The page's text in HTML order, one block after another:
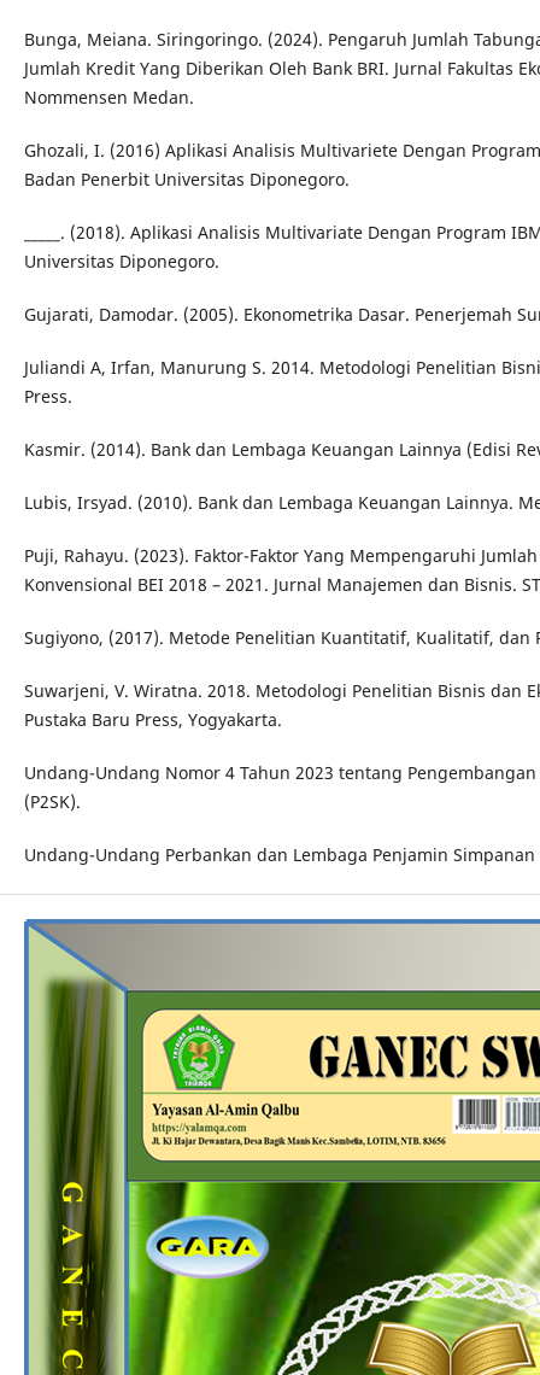
Bunga, Meiana. Siringoringo. (2024). Pengaruh Jumlah
Jumlah Kredit Yang Diberikan Oleh Bank BRI. Jurnal Fakultas
Nommensen Medan.
Ghozali, I. (2016) Aplikasi Analisis Multivariete Dengan
Badan Penerbit Universitas Diponegoro.
_____. (2018). Aplikasi Analisis Multivariate Dengan Program
Universitas Diponegoro.
Gujarati, Damodar. (2005). Ekonometrika Dasar. Penerjemah
Juliandi A, Irfan, Manurung S. 2014. Metodologi Penelitian
Press.
Kasmir. (2014). Bank dan Lembaga Keuangan Lainnya (Edisi
Lubis, Irsyad. (2010). Bank dan Lembaga Keuangan Lainnya.
Puji, Rahayu. (2023). Faktor-Faktor Yang Mempengaruhi
Konvensional BEI 2018 – 2021. Jurnal Manajemen dan Bisnis.
Sugiyono, (2017). Metode Penelitian Kuantitatif, Kualitatif, dan
Suwarjeni, V. Wiratna. 2018. Metodologi Penelitian Bisnis dan
Pustaka Baru Press, Yogyakarta.
Undang-Undang Nomor 4 Tahun 2023 tentang
(P2SK).
Undang-Undang Perbankan dan Lembaga Penjamin